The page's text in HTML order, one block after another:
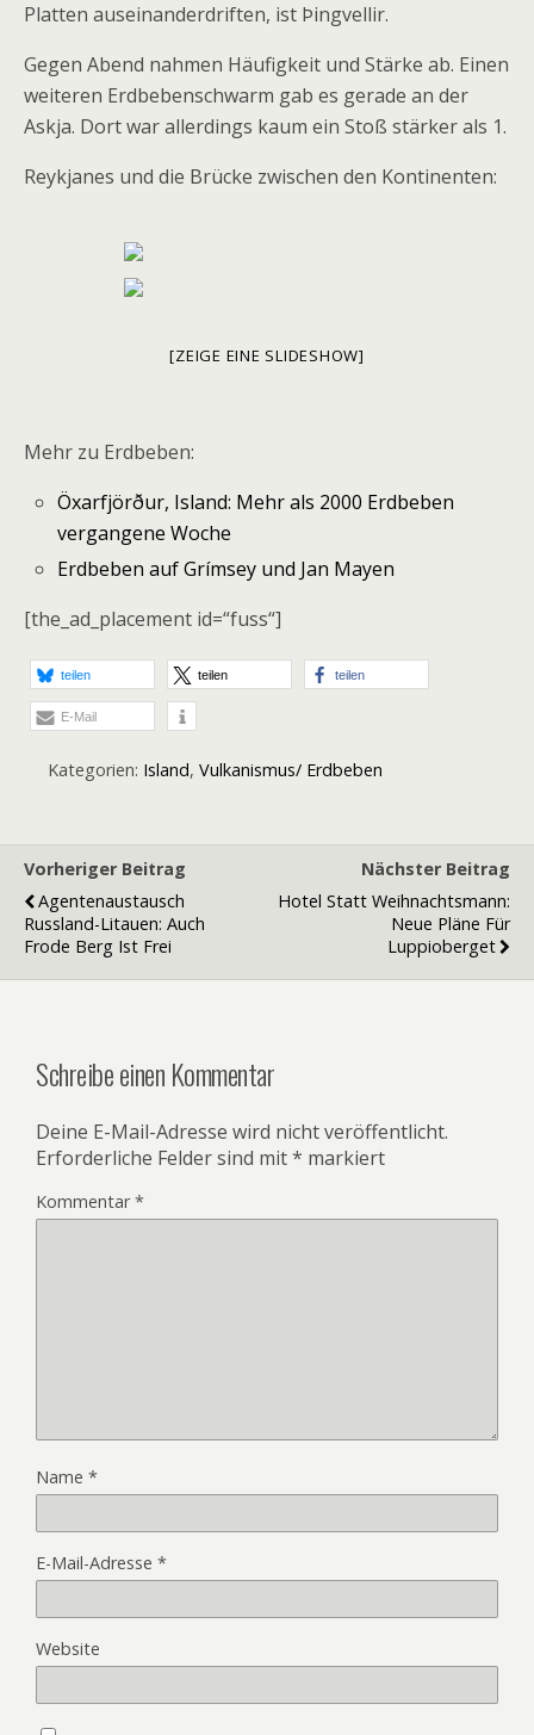
Platten auseinanderdriften, ist Þingvellir.
Gegen Abend nahmen Häufigkeit und Stärke ab. Einen
weiteren Erdbebenschwarm gab es gerade an der
Askja. Dort war allerdings kaum ein Stoß stärker als 1.
Reykjanes und die Brücke zwischen den Kontinenten:
[ZEIGE EINE SLIDESHOW]
Mehr zu Erdbeben:
Öxarfjörður, Island: Mehr als 2000 Erdbeben
vergangene Woche
Erdbeben auf Grímsey und Jan Mayen
[the_ad_placement id=“fuss“]
teilen teilen teilen
E-Mail
Kategorien: Island, Vulkanismus/ Erdbeben
Vorheriger Beitrag
Agentenaustausch
Russland-Litauen: Auch
Frode Berg Ist Frei
Nächster Beitrag
Hotel Statt Weihnachtsmann:
Neue Pläne Für
Luppioberget
Schreibe einen Kommentar
Deine E-Mail-Adresse wird nicht veröffentlicht.
Erforderliche Felder sind mit* markiert
Kommentar*
Name *
E-Mail-Adresse *
Website